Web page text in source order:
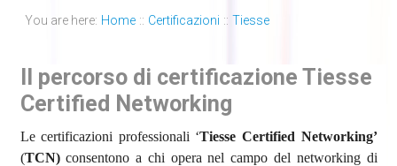
You are here: Home :: Certificazioni :: Tiesse
Il percorso di certificazione Tiesse
Certified Networking
Le certificazioni professionali ‘Tiesse Certified Networking’
(TCN)consentono a chi opera nel campo del networking di